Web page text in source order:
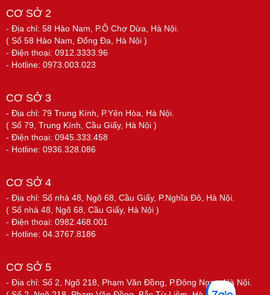
CƠ SỞ 2
- Địa chỉ: 58 Hào Nam, P.Ô Chợ Dừa, Hà Nội.
( Số 58 Hào Nam, Đống Đa, Hà Nội )
- Điện thoại: 0912.3333.96
- Hotline: 0973.003.023
CƠ SỞ 3
- Địa chỉ: 79 Trung Kính, P.Yên Hòa, Hà Nội.
( Số 79, Trung Kính, Cầu Giấy, Hà Nội )
- Điện thoại: 0945.333.458
- Hotline: 0936.328.086
CƠ SỞ 4
- Địa chỉ: Số nhà 48, Ngõ 68, Cầu Giấy, P.Nghĩa Đô, Hà Nội.
( Số nhà 48, Ngõ 68, Cầu Giấy, Hà Nội )
- Điện thoại: 0982.468.001
- Hotline: 04.3767.8186
CƠ SỞ 5
- Địa chỉ: Số 2, Ngõ 218, Phạm Văn Đồng, P.Đông Ngạc, Hà Nội.